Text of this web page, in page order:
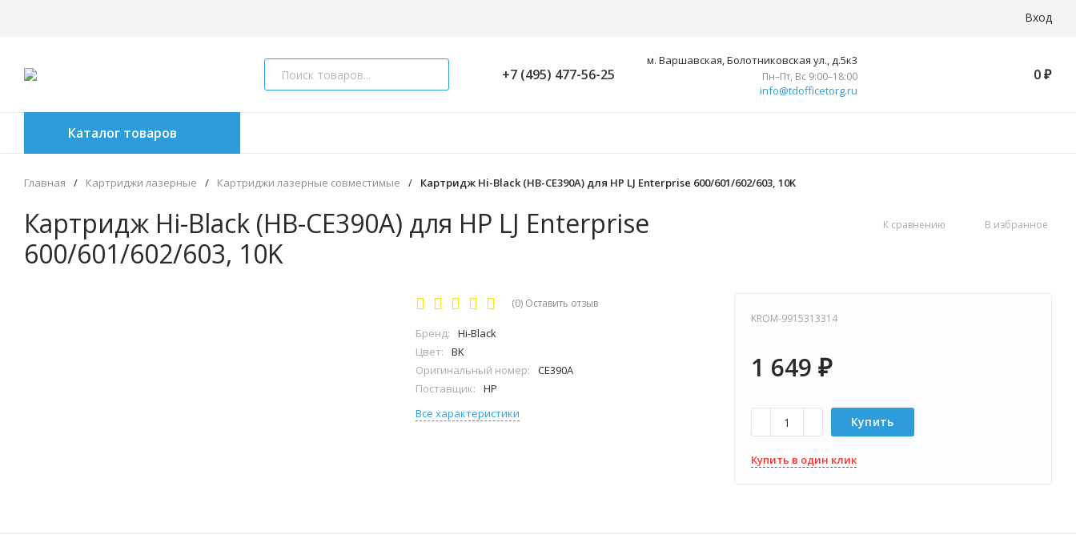
Вход
+7 (495) 477-56-25
м. Варшавская, Болотниковская ул., д.5к3
Пн–Пт, Вс 9:00–18:00
info@tdofficetorg.ru
0 ₽
Каталог товаров
Главная / Картриджи лазерные / Картриджи лазерные совместимые / Картридж Hi-Black (HB-CE390A) для HP LJ Enterprise 600/601/602/603, 10K
Картридж Hi-Black (HB-CE390A) для HP LJ Enterprise
600/601/602/603, 10K
К сравнению В избранное
(0) Оставить отзыв
Бренд:
Hi-Black
Цвет:
BK
Оригинальный номер:
CE390A
Поставщик:
HP
Все характеристики
KROM-9915313314
1 649 ₽
Купить
Купить в один клик